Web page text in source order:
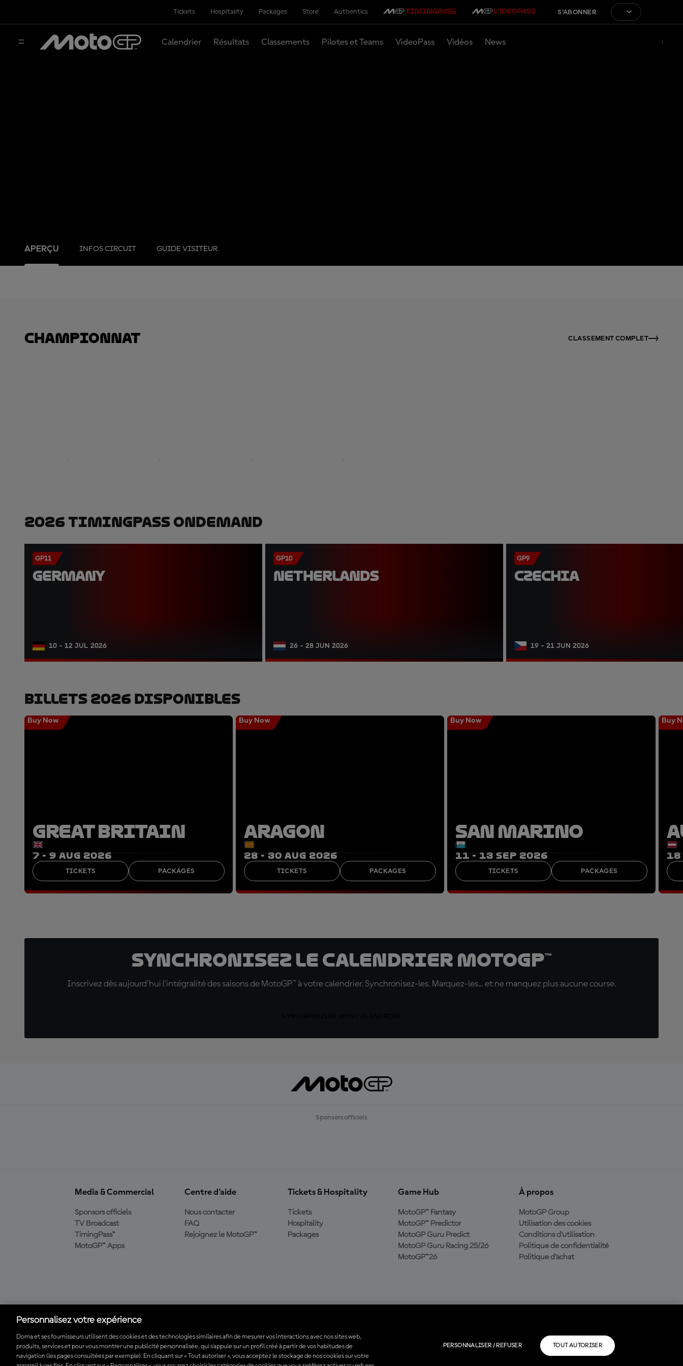
Tickets Hospitality Packages Store Authentics S'ABONNER
Calendrier Résultats Classements Pilotes et Teams VideoPass Vidéos News
APERÇU INFOS CIRCUIT GUIDE VISITEUR
Championnat CLASSEMENT COMPLET
2026 TimingPass OnDemand
GP11
GERMANY
10 - 12 JUL 2026
GP10
NETHERLANDS
26 - 28 JUN 2026
GP9
CZECHIA
19 - 21 JUN 2026
Billets 2026 Disponibles
Buy Now
GREAT BRITAIN
7 - 9 AUG 2026
TICKETS PACKAGES
Buy Now
ARAGON
28 - 30 AUG 2026
TICKETS PACKAGES
Buy Now
SAN MARINO
11 - 13 SEP 2026
TICKETS PACKAGES
Buy
18
Synchronisez le calendrier MotoGP™
Inscrivez dès aujourd'hui l'intégralité des saisons de MotoGP™ à votre calendrier. Synchronisez-les. Marquez-les... et ne manquez plus aucune course.
Sponsors officiels
Media & Commercial
Sponsors officiels
TV Broadcast
TimingPass™
MotoGP™ Apps
Centre d'aide
Nous contacter
FAQ
Rejoignez le MotoGP™
Tickets & Hospitality
Tickets
Hospitality
Packages
Game Hub
MotoGP™ Fantasy
MotoGP™ Predictor
MotoGP Guru Predict
MotoGP Guru Racing 25/26
MotoGP™26
À propos
MotoGP Group
Utilisation des cookies
Conditions d'utilisation
Politique de confidentialité
Politique d’achat
officielle du MotoGP™
© 2026 MotoGP Sports Entertainment Group. Tous droits réservés. Toutes les marques déposées sont la propriété de leurs détenteurs respectifs.
Personnalisez votre expérience
Dorna et ses fournisseurs utilisent des cookies et des technologies similaires afin de mesurer vos interactions avec nos sites web,
produits, services et pour vous montrer une publicité personnalisée, qui s’appuie sur un profil créé à partir de vos habitudes de
navigation (les pages consultées par exemple). En cliquant sur « Tout autoriser », vous acceptez le stockage de nos cookies sur votre
PERSONNALISER / REFUSER TOUT AUTORISER